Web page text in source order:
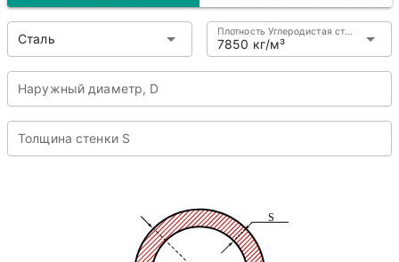
Сталь 7850 кг/м³
Плотность Углеродистая сталь
Наружный диаметр, D
Толщина стенки S